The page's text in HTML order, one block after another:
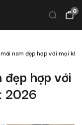
0
nam đẹp hợp với mọi
hợp với
2026